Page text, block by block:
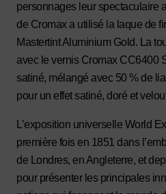
personnages leur spectaculaire
de Cromax a utilisé la laque de
Mastertint Aluminium Gold. La
avec le vernis Cromax CC6400
satiné, mélangé avec 50 % de
pour un effet satiné, doré et
L’exposition universelle World
première fois en 1851 dans
de Londres, en Angleterre, et
pour présenter les principales